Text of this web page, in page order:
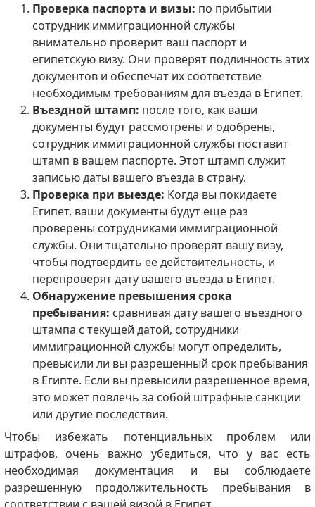
Проверка паспорта и визы: по прибытии
сотрудник иммиграционной службы
внимательно проверит ваш паспорт и
египетскую визу. Они проверят подлинность этих
документов и обеспечат их соответствие
необходимым требованиям для въезда в Египет.
Въездной штамп: после того, как ваши
документы будут рассмотрены и одобрены,
сотрудник иммиграционной службы поставит
штамп в вашем паспорте. Этот штамп служит
записью даты вашего въезда в страну.
Проверка при выезде: Когда вы покидаете
Египет, ваши документы будут еще раз
проверены сотрудниками иммиграционной
службы. Они тщательно проверят вашу визу,
чтобы подтвердить ее действительность, и
перепроверят дату вашего въезда в Египет.
Обнаружение превышения срока
пребывания: сравнивая дату вашего въездного
штампа с текущей датой, сотрудники
иммиграционной службы могут определить,
превысили ли вы разрешенный срок пребывания
в Египте. Если вы превысили разрешенное время,
это может повлечь за собой штрафные санкции
или другие последствия.
Чтобы избежать потенциальных проблем или
штрафов, очень важно убедиться, что у вас есть
необходимая документация и вы соблюдаете
разрешенную продолжительность пребывания в